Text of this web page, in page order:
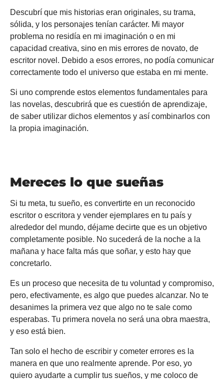
Descubrí que mis historias eran originales, su trama,
sólida, y los personajes tenían carácter. Mi mayor
problema no residía en mi imaginación o en mi
capacidad creativa, sino en mis errores de novato, de
escritor novel. Debido a esos errores, no podía comunicar
correctamente todo el universo que estaba en mi mente.
Si uno comprende estos elementos fundamentales para
las novelas, descubrirá que es cuestión de aprendizaje,
de saber utilizar dichos elementos y así combinarlos con
la propia imaginación.
Mereces lo que sueñas
Si tu meta, tu sueño, es convertirte en un reconocido
escritor o escritora y vender ejemplares en tu país y
alrededor del mundo, déjame decirte que es un objetivo
completamente posible. No sucederá de la noche a la
mañana y hace falta más que soñar, y esto hay que
concretarlo.
Es un proceso que necesita de tu voluntad y compromiso,
pero, efectivamente, es algo que puedes alcanzar. No te
desanimes la primera vez que algo no te sale como
esperabas. Tu primera novela no será una obra maestra,
y eso está bien.
Tan solo el hecho de escribir y cometer errores es la
manera en que uno realmente aprende. Por eso, yo
quiero ayudarte a cumplir tus sueños, y me coloco de